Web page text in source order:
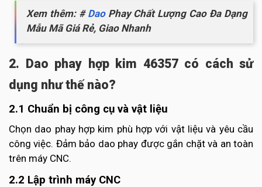
Xem thêm: # DaoPhay Chất Lượng Cao Đa Dạng
Mẫu Mã Giá Rẻ, Giao Nhanh
2. Dao phay hợp kim 46357 có cách sử
dụng như thế nào?
2.1 Chuẩn bị công cụ và vật liệu
Chọn dao phay hợp kim phù hợp với vật liệu và yêu cầu
công việc. Đảm bảo dao phay được gắn chặt và an toàn
trên máy CNC.
2.2 Lập trình máy CNC